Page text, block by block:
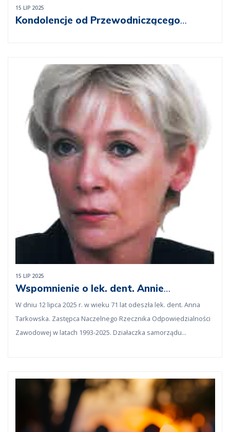
15 LIP 2025
Kondolencje od Przewodniczącego
15 LIP 2025
Wspomnienie o lek. dent. Annie
W dniu 12 lipca 2025 r. w wieku 71 lat odeszła lek. dent. Anna
Tarkowska. Zastępca Naczelnego Rzecznika Odpowiedzialności
Zawodowej w latach 1993-2025. Działaczka samorządu
Medicis, w 2016 Srebrnym Krzyżem Zasługi.